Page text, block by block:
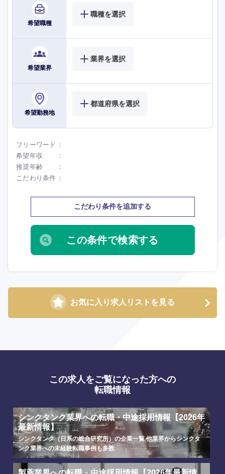
希望職種
職種を選択
希望業界
業界を選択
希望勤務地
都道府県を選択
フリーワード
希望年収
推奨年齢
こだわり条件
こだわり条件を追加する
お気に入り求人リストを見る
この求人をご覧になった方への
転職情報
シンクタンク業界への転職・中途採用情報【2026年
最新情報】
シンクタンク（日系の総合研究所）の企業一覧 他業界からシンクタ
ンク業界への未経験転職事例も多数